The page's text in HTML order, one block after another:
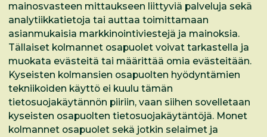
mainosvasteen mittaukseen liittyviä palveluja sekä
analytiikkatietoja tai auttaa toimittamaan
asianmukaisia markkinointiviestejä ja mainoksia.
Tällaiset kolmannet osapuolet voivat tarkastella ja
muokata evästeitä tai määrittää omia evästeitään.
Kyseisten kolmansien osapuolten hyödyntämien
tekniikoiden käyttö ei kuulu tämän
tietosuojakäytännön piiriin, vaan siihen sovelletaan
kyseisten osapuolten tietosuojakäytäntöjä. Monet
kolmannet osapuolet sekä jotkin selaimet ja